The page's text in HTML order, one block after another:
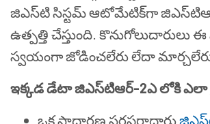
జిఎస్‌టి సిస్టమ్ ఆటోమేటిక్‌గా
ఉత్పత్తి చేస్తుంది.
స్వయంగా జోడించలేరు లేదా
ఇక్కడ డేటా జిఎస్‌టి‌ఆర్-2ఎ లోకి ఎలా
ఒక సాధారణ సరఫరాదారు